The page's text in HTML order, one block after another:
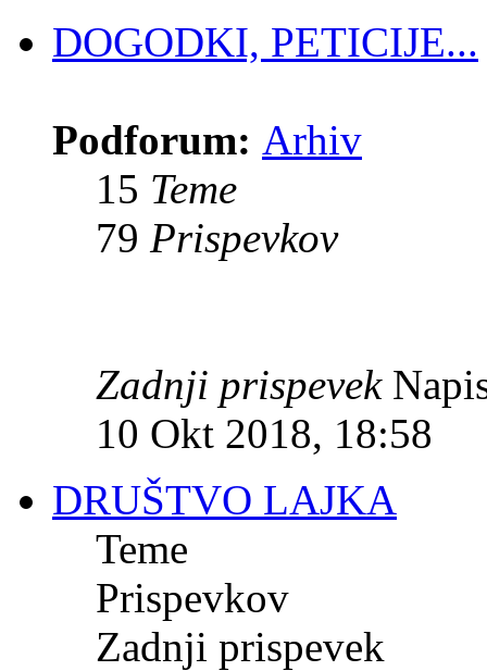
DOGODKI, PETICIJE...
Podforum: Arhiv
15 Teme
79 Prispevkov
Zadnji prispevek
10 Okt 2018, 18:58
DRUŠTVO LAJKA
Teme
Prispevkov
Zadnji prispevek